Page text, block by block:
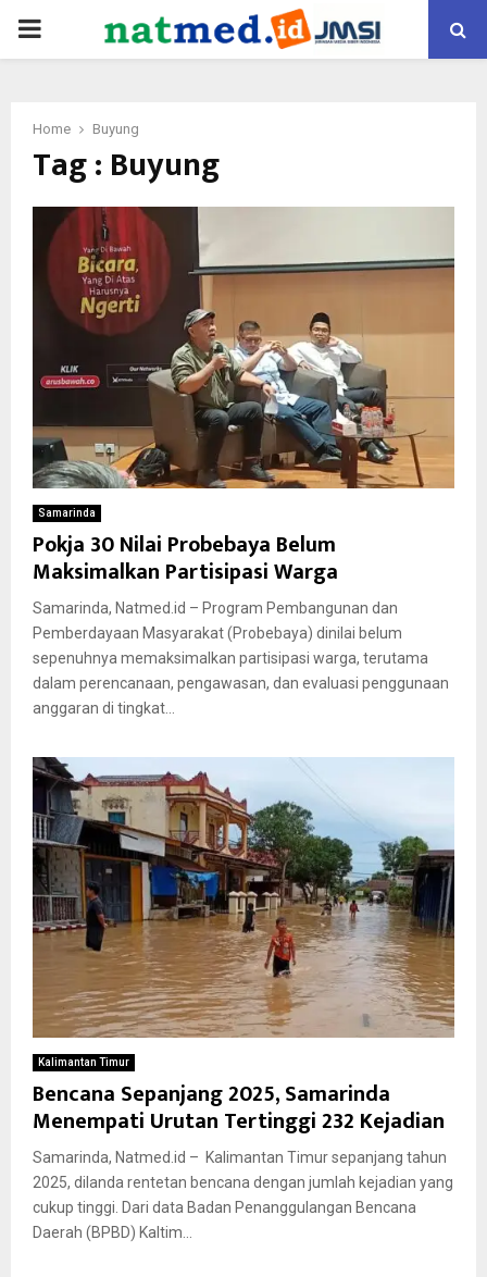
PRIMARY
Home Buyung
Tag : Buyung
Samarinda
Pokja 30 Nilai Probebaya Belum
Maksimalkan Partisipasi Warga
Samarinda, Natmed.id – Program Pembangunan dan
Pemberdayaan Masyarakat (Probebaya) dinilai belum
sepenuhnya memaksimalkan partisipasi warga, terutama
dalam perencanaan, pengawasan, dan evaluasi penggunaan
anggaran di tingkat...
Kalimantan Timur
Bencana Sepanjang 2025, Samarinda
Menempati Urutan Tertinggi 232 Kejadian
Samarinda, Natmed.id – Kalimantan Timur sepanjang tahun
2025, dilanda rentetan bencana dengan jumlah kejadian yang
cukup tinggi. Dari data Badan Penanggulangan Bencana
Daerah (BPBD) Kaltim...